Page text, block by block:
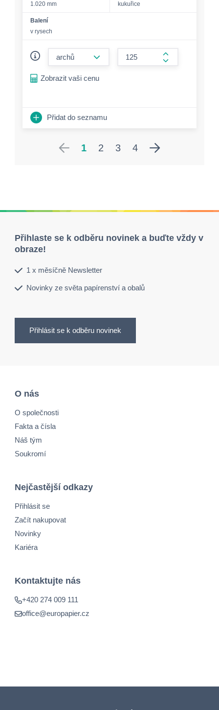
1.020 mm
kukuřice
Balení
v rysech
form.increase-
Zobrazit vaši cenu
Přidat do seznamu
1 2 3 4
Přihlaste se k odběru novinek a buďte vždy v
obraze!
1 x měsíčně Newsletter
Novinky ze světa papírenství a obalů
Přihlásit se k odběru novinek
O nás
O společnosti
Fakta a čísla
Náš tým
Soukromí
Nejčastější odkazy
Přihlásit se
Začít nakupovat
Novinky
Kariéra
Kontaktujte nás
+420 274 009 111
office@europapier.cz